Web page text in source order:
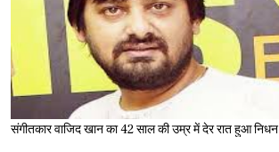
संगीतकार वाजिद खान का 42 साल की उम्र में देर रात हुआ निधन